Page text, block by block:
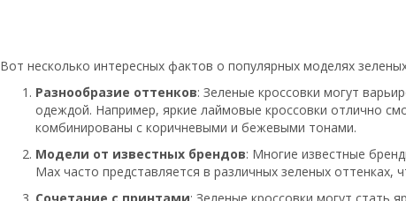
Вот несколько интересных фактов о популярных моделях
Разнообразие оттенков: Зеленые кроссовки могут
одеждой. Например, яркие лаймовые кроссовки отлично
комбинированы с коричневыми и бежевыми тонами.
Модели от известных брендов: Многие известные
Max часто представляется в различных зеленых